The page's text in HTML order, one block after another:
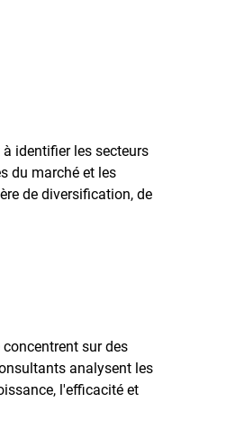
identifier les secteurs
du marché et les
de diversification, de
sur des
analysent les
l'efficacité et